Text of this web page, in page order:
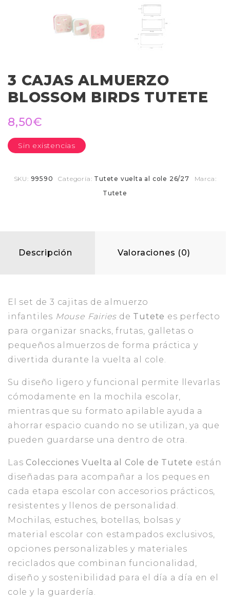
3 CAJAS ALMUERZO
BLOSSOM BIRDS TUTETE
8,50€
Sin existencias
SKU: 99590 Categoría: Tutete vuelta al cole 26/27
Marca:
Tutete
Descripción Valoraciones (0)
El set de 3 cajitas de almuerzo
infantiles Mouse Fairies de Tutete es perfecto
para organizar snacks, frutas, galletas o
pequeños almuerzos de forma práctica y
divertida durante la vuelta al cole.
Su diseño ligero y funcional permite llevarlas
cómodamente en la mochila escolar,
mientras que su formato apilable ayuda a
ahorrar espacio cuando no se utilizan, ya que
pueden guardarse una dentro de otra.
Las Colecciones Vuelta al Cole de Tutete están
diseñadas para acompañar a los peques en
cada etapa escolar con accesorios prácticos,
resistentes y llenos de personalidad.
Mochilas, estuches, botellas, bolsas y
material escolar con estampados exclusivos,
opciones personalizables y materiales
reciclados que combinan funcionalidad,
diseño y sostenibilidad para el día a día en el
cole y la guardería.